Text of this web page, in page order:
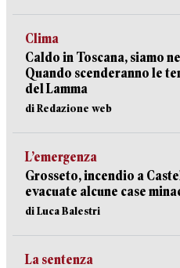
Clima
Caldo in Toscana, siamo
Quando scenderanno le
del Lamma
di Redazione web
L’emergenza
Grosseto, incendio a
evacuate alcune case
di Luca Balestri
La sentenza